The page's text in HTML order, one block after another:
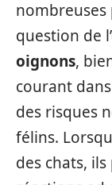
question de
oignons,
courant
des risques
félins.
des chats,